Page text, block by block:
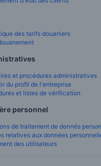
des tarifs douaniers
et procédures administratives
du profil de l'entreprise
et listes de vérification
personnel
de traitement de donnés
relatives aux données
des utilisateurs